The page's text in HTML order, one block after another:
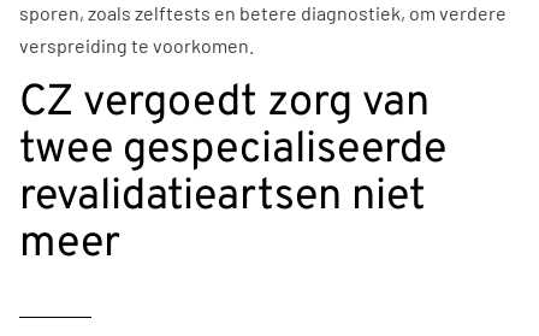
sporen, zoals zelftests en betere diagnostiek, om verdere
verspreiding te voorkomen.
CZ vergoedt zorg van
twee gespecialiseerde
revalidatieartsen niet
meer